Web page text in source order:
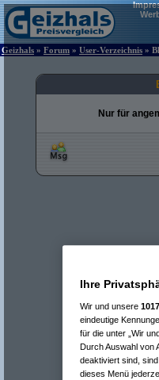
Geizhals » Forum » User-Verzeichnis »
Nur für
Ihre
Wir und unsere 1017
eindeutige
für die unter „Wir
Durch Auswahl von
deaktiviert sind,
dieses Menü